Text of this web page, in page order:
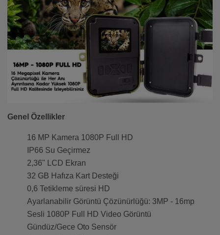
Genel Özellikler
16 MP Kamera 1080P Full HD
IP66 Su Geçirmez
2,36" LCD Ekran
32 GB Hafıza Kart Desteği
0,6 Tetikleme süresi HD
Ayarlanabilir Görüntü Çözünürlüğü: 3MP - 16mp
Sesli 1080P Full HD Video Görüntü
Gündüz/Gece Oto Sensör